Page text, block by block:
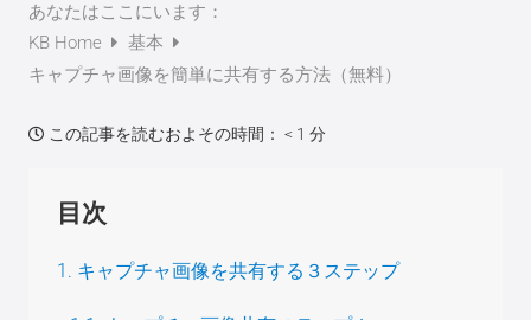
あなたはここにいます：
KB Home
基本
キャプチャ画像を簡単に共有する方法（無料）
この記事を読むおよその時間： < 1 分
目次
1. キャプチャ画像を共有する３ステップ